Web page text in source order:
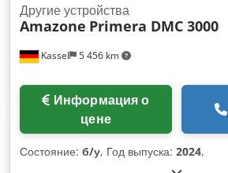
Kassel 5 456 km
Другие устройства
Amazone Primera DMC 3000
цене
Состояние: б/у, Год выпуска: 2024,